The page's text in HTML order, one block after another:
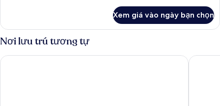
Phòng
Superior
Xem giá vào ngày bạn chọn
Nơi lưu trú tương tự
The Outpost Hotel Sentosa by Far East Hospitality